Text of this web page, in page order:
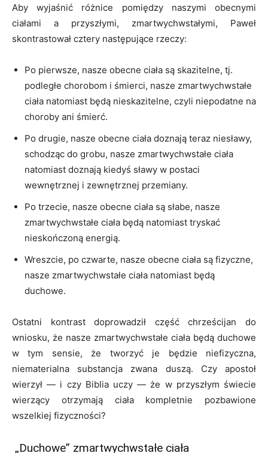
Aby wyjaśnić różnice pomiędzy naszymi obecnymi
ciałami a przyszłymi, zmartwychwstałymi, Paweł
skontrastował cztery następujące rzeczy:
Po pierwsze, nasze obecne ciała są skazitelne, tj.
podległe chorobom i śmierci, nasze zmartwychwstałe
ciała natomiast będą nieskazitelne, czyli niepodatne na
choroby ani śmierć.
Po drugie, nasze obecne ciała doznają teraz niesławy,
schodząc do grobu, nasze zmartwychwstałe ciała
natomiast doznają kiedyś sławy w postaci
wewnętrznej i zewnętrznej przemiany.
Po trzecie, nasze obecne ciała są słabe, nasze
zmartwychwstałe ciała będą natomiast tryskać
nieskończoną energią.
Wreszcie, po czwarte, nasze obecne ciała są fizyczne,
nasze zmartwychwstałe ciała natomiast będą
duchowe.
Ostatni kontrast doprowadził część chrześcijan do
wniosku, że nasze zmartwychwstałe ciała będą duchowe
w tym sensie, że tworzyć je będzie niefizyczna,
niematerialna substancja zwana duszą. Czy apostoł
wierzył — i czy Biblia uczy — że w przyszłym świecie
wierzący otrzymają ciała kompletnie pozbawione
wszelkiej fizyczności?
„Duchowe” zmartwychwstałe ciała